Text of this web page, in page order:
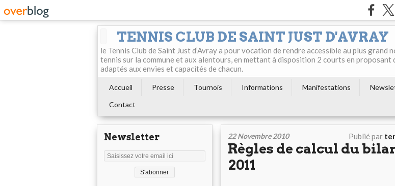
TENNIS CLUB DE SAINT JUST D'AVRAY
le Tennis Club de Saint Just d’Avray a pour vocation de rendre accessible au plus grand
tennis sur la commune et aux alentours, en mettant à disposition 2 courts en proposant
adaptés aux envies et capacités de chacun.
Accueil Presse Tournois Informations Manifestations
Contact
Newsletter 22 Novembre 2010 Publié par
Règles de calcul du
2011